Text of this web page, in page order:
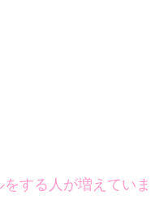
する人が増えていま